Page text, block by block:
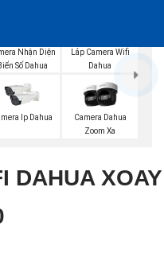
Nhận Diện
Số Dahua
Lắp Camera Wifi
Dahua
Ip Dahua
Camera Dahua
Zoom Xa
DAHUA XOAY